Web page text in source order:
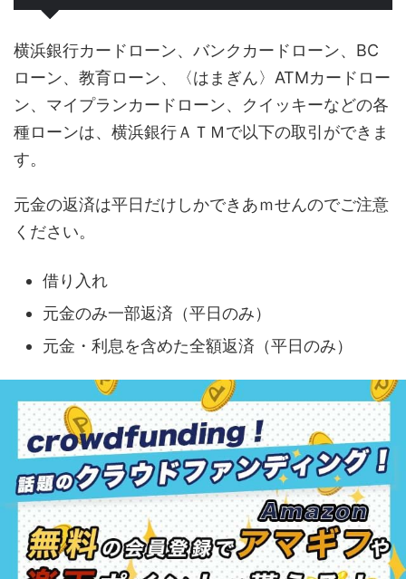
横浜銀行カードローン、バンクカードローン、BC
ローン、教育ローン、〈はまぎん〉ATMカードロー
ン、マイプランカードローン、クイッキーなどの各
種ローンは、横浜銀行ＡＴＭで以下の取引ができま
す。
元金の返済は平日だけしかできあｍせんのでご注意
ください。
借り入れ
元金のみ一部返済（平日のみ）
元金・利息を含めた全額返済（平日のみ）